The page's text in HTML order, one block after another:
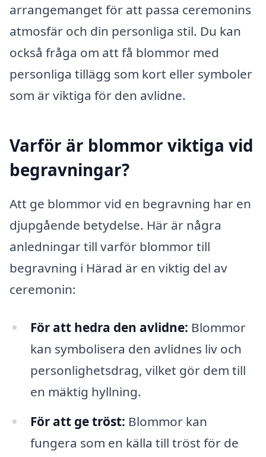
arrangemanget för att passa ceremonins
atmosfär och din personliga stil. Du kan
också fråga om att få blommor med
personliga tillägg som kort eller symboler
som är viktiga för den avlidne.
Varför är blommor viktiga vid
begravningar?
Att ge blommor vid en begravning har en
djupgående betydelse. Här är några
anledningar till varför blommor till
begravning i Härad är en viktig del av
ceremonin:
För att hedra den avlidne: Blommor
kan symbolisera den avlidnes liv och
personlighetsdrag, vilket gör dem till
en mäktig hyllning.
För att ge tröst: Blommor kan
fungera som en källa till tröst för de